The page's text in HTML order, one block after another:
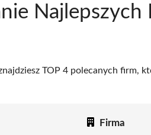
TOP 4 polecanych firm,
Firma